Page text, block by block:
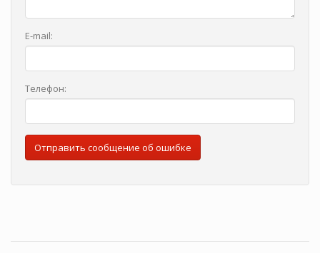
E-mail:
Телефон:
Отправить сообщение об ошибке